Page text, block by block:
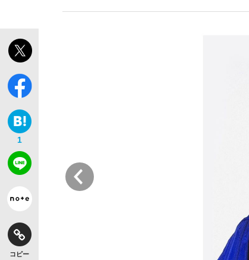
「敗因分析は一切聞かれなかった」侍
「目標達成できなかったからと言って
1
コピー